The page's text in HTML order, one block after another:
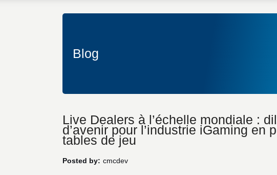
Blog
Live Dealers à l’échelle mondiale :
d’avenir pour l’industrie iGaming
tables de jeu
Posted by: cmcdev